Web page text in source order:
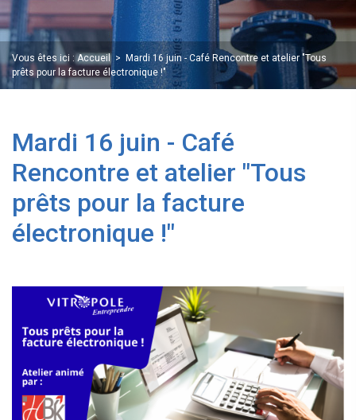
Vous êtes ici :Accueil
Mardi 16 juin - Café Rencontre et atelier "Tous
prêts pour la facture électronique !"
Mardi 16 juin - Café
Rencontre et atelier "Tous
prêts pour la facture
électronique !"